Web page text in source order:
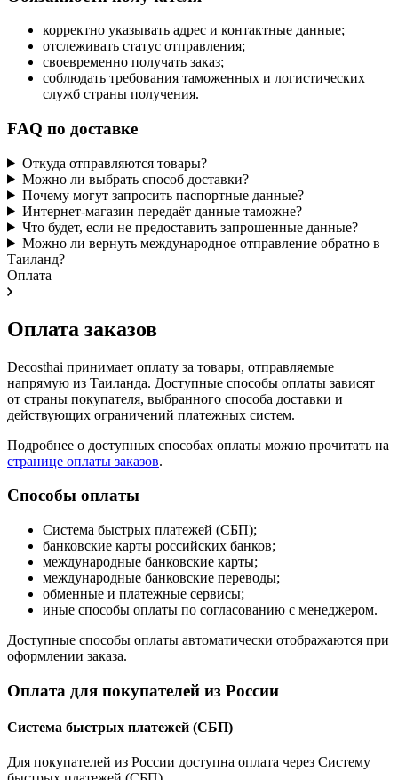
корректно указывать адрес и контактные данные;
отслеживать статус отправления;
своевременно получать заказ;
соблюдать требования таможенных и логистических
служб страны получения.
FAQ по доставке
Откуда отправляются товары?
Можно ли выбрать способ доставки?
Почему могут запросить паспортные данные?
Интернет-магазин передаёт данные таможне?
Что будет, если не предоставить запрошенные данные?
Можно ли вернуть международное отправление обратно в
Таиланд?
Оплата
Оплата заказов
Decosthai принимает оплату за товары, отправляемые
напрямую из Таиланда. Доступные способы оплаты зависят
от страны покупателя, выбранного способа доставки и
действующих ограничений платежных систем.
Подробнее о доступных способах оплаты можно прочитать на
странице оплаты заказов.
Способы оплаты
Система быстрых платежей (СБП);
банковские карты российских банков;
международные банковские карты;
международные банковские переводы;
обменные и платежные сервисы;
иные способы оплаты по согласованию с менеджером.
Доступные способы оплаты автоматически отображаются при
оформлении заказа.
Оплата для покупателей из России
Система быстрых платежей (СБП)
Для покупателей из России доступна оплата через Систему